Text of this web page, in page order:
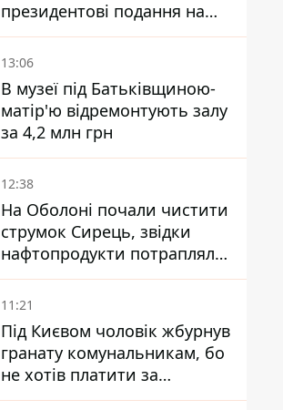
президентові подання на
звільнення володаря
Троєщини Бахматова
13:06
В музеї під Батьківщиною-
матір'ю відремонтують залу
за 4,2 млн грн
12:38
На Оболоні почали чистити
струмок Сирець, звідки
нафтопродукти потрапляли
до озер
11:21
Під Києвом чоловік жбурнув
гранату комунальникам, бо
не хотів платити за
квитанціями